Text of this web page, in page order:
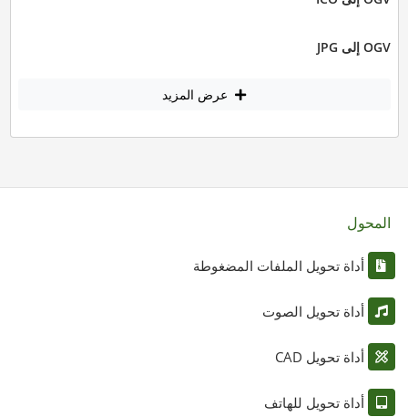
OGV إلى JPG
عرض المزيد
المحول
أداة تحويل الملفات المضغوطة
أداة تحويل الصوت
أداة تحويل CAD
أداة تحويل للهاتف